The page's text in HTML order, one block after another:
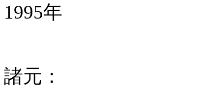
1995年
諸元：